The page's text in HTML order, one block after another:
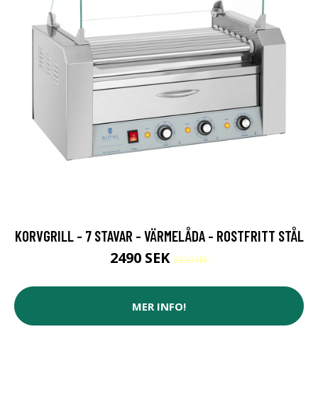
KORVGRILL - 7 STAVAR - VÄRMELÅDA - ROSTFRITT STÅL
2490 SEK3390 SEK
MER INFO!